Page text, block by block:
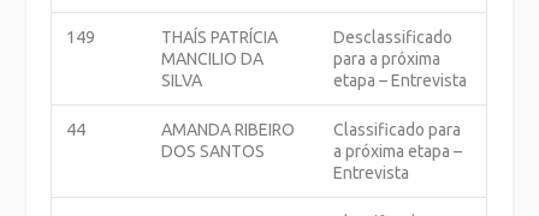
149
THAÍS PATRÍCIA
MANCILIO DA
SILVA
Desclassificado
para a próxima
etapa – Entrevista
44
AMANDA RIBEIRO
DOS SANTOS
Classificado para
a próxima etapa –
Entrevista